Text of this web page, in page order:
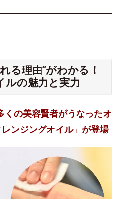
る理由”がわかる！
ルの魅力と実力
くの美容賢者がうなったオ
ンジングオイル」が登場